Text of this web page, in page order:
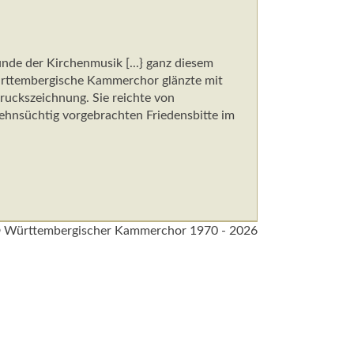
der Kirchenmusik [...} ganz diesem
Kammerchor glänzte mit
Sie reichte von
vorgebrachten Friedensbitte im
Kammerchor 1970 - 2026